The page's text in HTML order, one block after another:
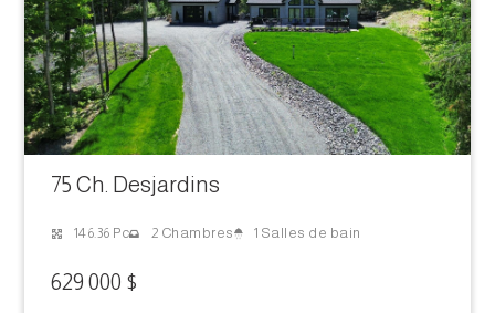
75 Ch. Desjardins
146.36 Pc 2 Chambres 1 Salles de bain
629 000 $